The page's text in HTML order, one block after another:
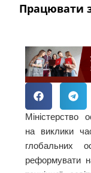
Працювати
Міністерство
на виклики
глобальних
реформувати